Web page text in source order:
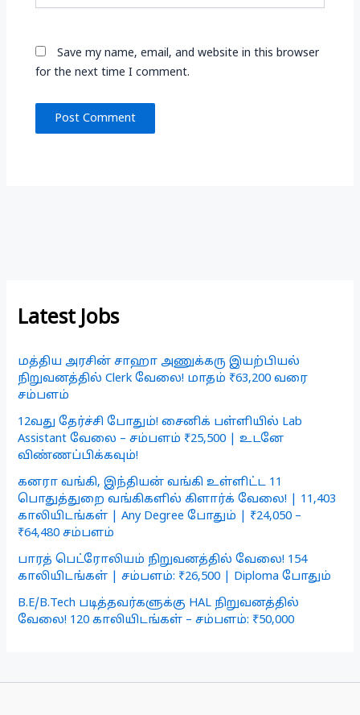
Save my name, email, and website in this browser
for the next time I comment.
Latest Jobs
மத்திய அரசின் சாஹா அணுக்கரு இயற்பியல்
நிறுவனத்தில் Clerk வேலை! மாதம் ₹63,200 வரை
சம்பளம்
12வது தேர்ச்சி போதும்! சைனிக் பள்ளியில் Lab
Assistant வேலை – சம்பளம் ₹25,500 | உடனே
விண்ணப்பிக்கவும்!
கனரா வங்கி, இந்தியன் வங்கி உள்ளிட்ட 11
பொதுத்துறை வங்கிகளில் கிளார்க் வேலை! | 11,403
காலியிடங்கள் | Any Degree போதும் | ₹24,050 –
₹64,480 சம்பளம்
பாரத் பெட்ரோலியம் நிறுவனத்தில் வேலை! 154
காலியிடங்கள் | சம்பளம்: ₹26,500 | Diploma போதும்
B.E/B.Tech படித்தவர்களுக்கு HAL நிறுவனத்தில்
வேலை! 120 காலியிடங்கள் – சம்பளம்: ₹50,000